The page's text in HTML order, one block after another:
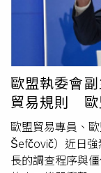
避免採取可能進
影響呈現不對稱
能源出口國，例
到影響。喬治艾
復17%的天然氣
「國際能源署」
受損，其中1/3遭
束，對全球其他
全方面，2月28
朗實質封鎖了荷
「人民幣在
要。」報導補充
「陸家嘴論壇」
民銀行」行長潘
貨幣。相較之下
2025年全球支付
2025年2月的最新
占比為2.74%，排
過多項指標衡量
用情況、國際債
歐盟執委會
貿易規則 歐
歐盟貿易專員、
Šefčovič）近日
長的調查程序與